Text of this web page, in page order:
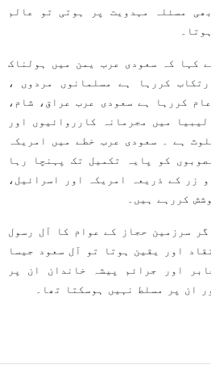
مسئلہ مہدویت پر ہوتی تو عالم
کہا کہ سعودی عرب یمن میں ہولناک
کررہا ہے مسلمانوں مردوں ،
کررہا ہے سعودی عرب عراق، شام،
میں مجرمانہ کارروائیوں اور
ہے ۔ سعودی عرب خطے میں امریکہ
کو پایہ تکمیل تک پہنچا رہا
زر کے ذریعہ امریکہ اور اسرائیل،
کررہے ہیں۔
سرزمین حجاز کے عوام کا آل رسول
اور یقین ہوتا تو آل سعود جیسا
اور جرائم پیشہ خاندان ان پر
ان پر مسلط نہیں ہوسکتا تھا۔